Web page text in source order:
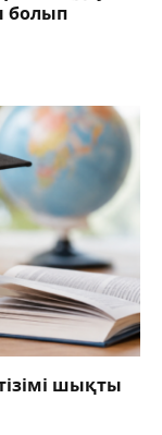
болып
шықты